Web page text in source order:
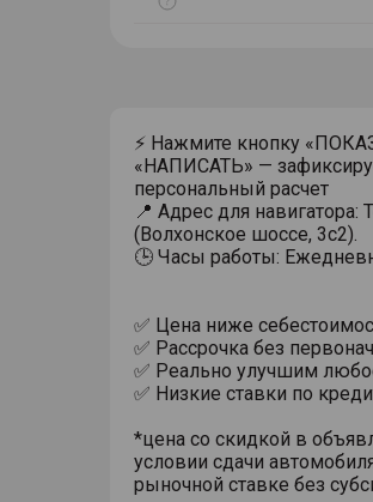
Показать
⚡ Нажмите кнопку
«НАПИСАТЬ» —
персональный расчет
📍 Адрес для навигатора:
(Волхонское шоссе, 3с2).
🕒 Часы работы:
✅ Цена ниже
✅ Рассрочка без
✅ Реально улучшим
✅ Низкие ставки по
*цена со скидкой в
условии сдачи
рыночной ставке без